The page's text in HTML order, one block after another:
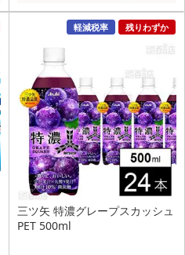
軽減税率 残りわずか
三ツ矢 特濃グレープスカッシュ
PET 500ml